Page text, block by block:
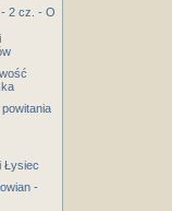
- 2 cz. - O
Łysiec
-